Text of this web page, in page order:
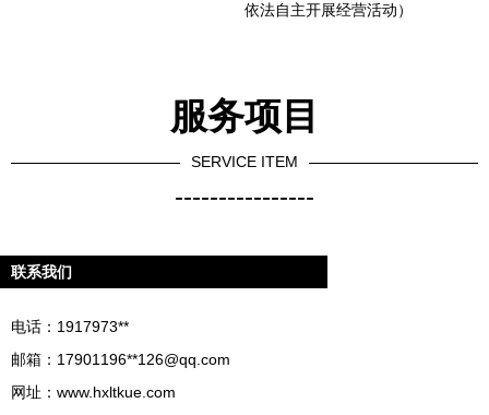
依法自主开展经营活动）
服务项目
SERVICE ITEM
----------------
联系我们
电话：1917973**
邮箱：17901196**126@qq.com
网址： www.hxltkue.com